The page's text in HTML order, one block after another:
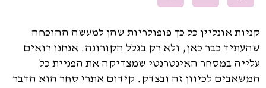
קניות אונליין כל כך פופולריות שהן למעשה ההוכחה
שהעתיד כבר כאן, ולא רק בגלל הקורונה. אנחנו רואים
עלייה במסחר האינטרנטי שמצדיקה את הפניית כל
המשאבים לכיוון זה ובצדק. קידום אתרי סחר הוא הדבר